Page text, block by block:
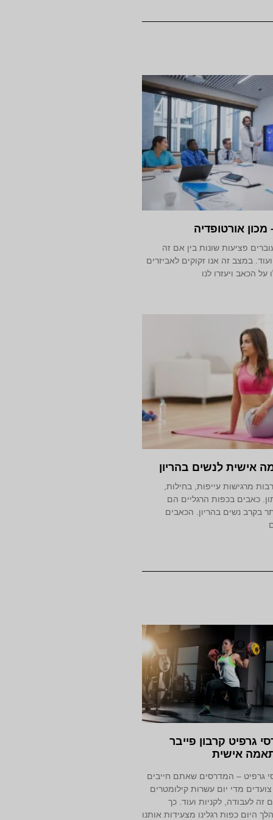
מכון אורטופדיה
פציעות שונות בין אם זה
במצב זה אנו זקוקים לאביזרים
על הכאב ויעזרו לנו
אישית לנשים בהריון
מרגישות עייפות, בחילות,
כאבים בכפות הרגליים הם
בקרב נשים בהריון. הכאבים
גרפיט קרבון פייבר
אישית
גרפיט – המדרסים שאתם חייבים
צועדים מדי יום עשרות קילומטרים
זה לעבודה, לקניות ועוד. כך
היום כפות רגלינו מצעידות אותנו